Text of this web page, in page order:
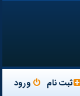
ورود ثبت نام